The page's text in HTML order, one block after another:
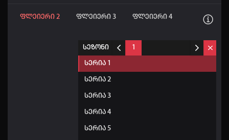
ფლეიერი 2 ფლეიერი 3 ფლეიერი 4
სეზონი 1
სერია 1
სერია 2
სერია 3
სერია 4
სერია 5